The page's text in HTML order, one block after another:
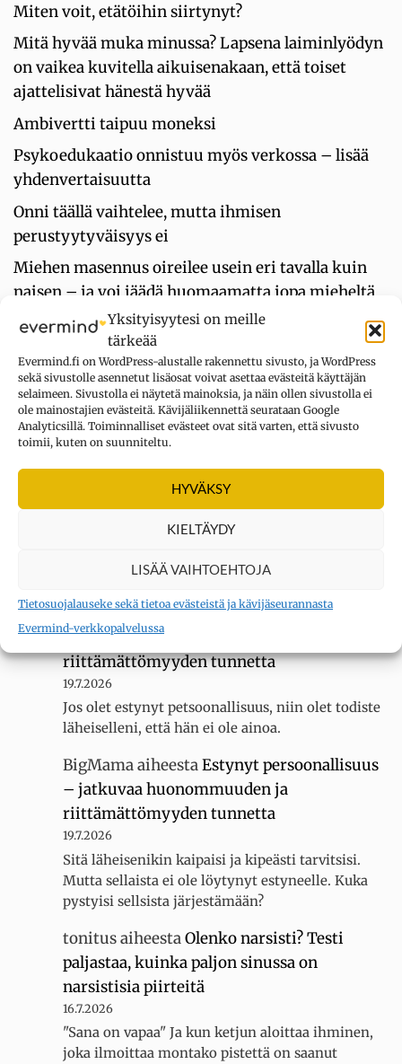
Yksityisyytesi on meille
tärkeää
Evermind.fi on WordPress-alustalle rakennettu sivusto, ja WordPress
sekä sivustolle asennetut lisäosat voivat asettaa evästeitä käyttäjän
selaimeen. Sivustolla ei näytetä mainoksia, ja näin ollen sivustolla ei
ole mainostajien evästeitä. Kävijäliikennettä seurataan Google
Analyticsillä. Toiminnalliset evästeet ovat sitä varten, että sivusto
toimii, kuten on suunniteltu.
HYVÄKSY
KIELTÄYDY
LISÄÄ VAIHTOEHTOJA
Tietosuojalauseke sekä tietoa evästeistä ja kävijäseurannasta
Evermind-verkkopalvelussa
Miten voit, etätöihin siirtynyt?
Mitä hyvää muka minussa? Lapsena laiminlyödyn
on vaikea kuvitella aikuisenakaan, että toiset
ajattelisivat hänestä hyvää
Ambivertti taipuu moneksi
Psykoedukaatio onnistuu myös verkossa – lisää
yhdenvertaisuutta
Onni täällä vaihtelee, mutta ihmisen
perustyytyväisyys ei
Miehen masennus oireilee usein eri tavalla kuin
naisen – ja voi jäädä huomaamatta jopa mieheltä
itseltään
UUSIMMAT KOMMENTIT
Kysymys merkki
erityisherkkä? Tee testi
Sain 22 pistettä KYLLÄ... tuntuu siltä, ettei
luokassani ole muita erityisherkkiä, koska
kiusataan…
BigMamaaiheestaEstynyt persoonallisuus
– jatkuvaa huonommuuden ja
riittämättömyyden tunnetta
19.7.2026
Jos olet estynyt petsoonallisuus, niin olet todiste
läheiselleni, että hän ei ole ainoa.
BigMamaaiheestaEstynyt persoonallisuus
– jatkuvaa huonommuuden ja
riittämättömyyden tunnetta
19.7.2026
Sitä läheisenikin kaipaisi ja kipeästi tarvitsisi.
Mutta sellaista ei ole löytynyt estyneelle. Kuka
pystyisi sellsista järjestämään?
tonitusaiheestaOlenko narsisti? Testi
paljastaa, kuinka paljon sinussa on
narsistisia piirteitä
16.7.2026
"Sana on vapaa" Ja kun ketjun aloittaa ihminen,
joka ilmoittaa montako pistettä on saanut